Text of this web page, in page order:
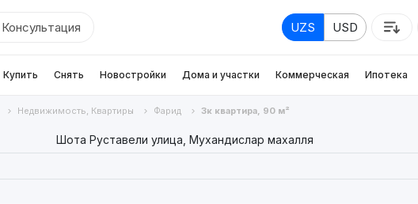
Консультация UZS USD
Купить Снять Новостройки Дома и участки Коммерческая Ипотека
Недвижимость, Квартиры Фарид 3к квартира, 90 м²
Шота Руставели улица, Мухандислар махалля